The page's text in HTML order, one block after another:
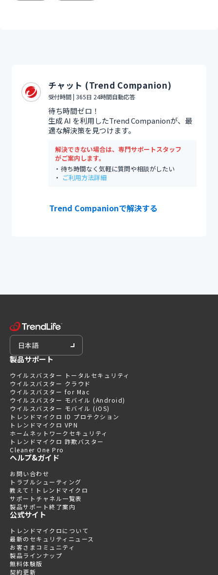
チャット (Trend Companion)
受付時間 | 365日 24時間自動応答
待ち時間ゼロ！
生成 AI を利用したTrend Companionが、最
適な解決策を見つけます。
解決できない場合は、専門サポートスタッフ
がご案内します。
待ち時間なく気軽に質問や相談がしたい
ご利用方法詳細
Trend Companionで解決する
日本語
製品サポート
ウイルスバスター トータルセキュリティ
ウイルスバスター クラウド
ウイルスバスター for Mac
ウイルスバスター モバイル (Android)
ウイルスバスター モバイル (iOS)
トレンドマイクロ ID プロテクション
トレンドマイクロ VPN
ホームネットワークセキュリティ
トレンドマイクロ 詐欺バスター
Cleaner One Pro
ヘルプ&ガイド
お問い合わせ
トラブルシューティング
教えて！トレンドマイクロ
サポートチャネル一覧表
製品サポート終了案内
公式サイト
トレンドマイクロについて
最新のセキュリティニュース
お客さまコミュニティ
製品ラインナップ
無料体験版
契約更新